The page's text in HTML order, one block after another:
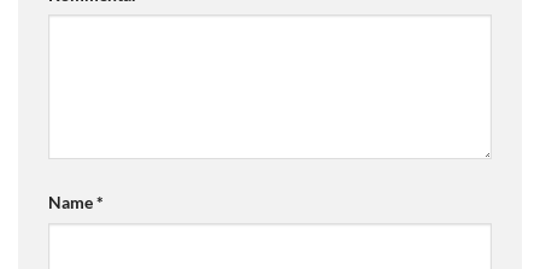
Name*